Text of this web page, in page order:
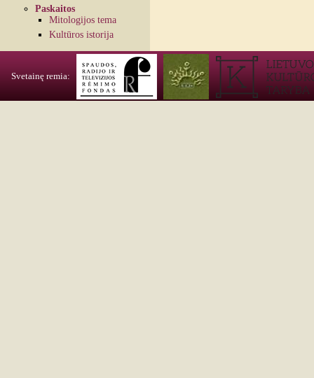
Paskaitos
Mitologijos tema
Kultūros istorija
Svetainę remia: